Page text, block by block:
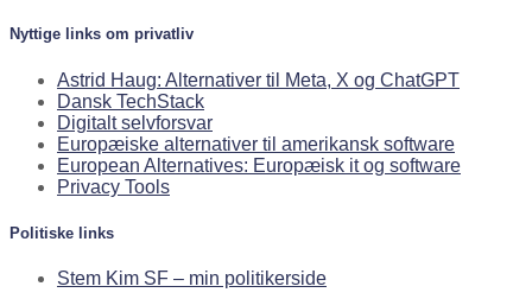
Nyttige links om privatliv
Astrid Haug: Alternativer til Meta, X og ChatGPT
Dansk TechStack
Digitalt selvforsvar
Europæiske alternativer til amerikansk software
European Alternatives: Europæisk it og software
Privacy Tools
Politiske links
Stem Kim SF – min politikerside